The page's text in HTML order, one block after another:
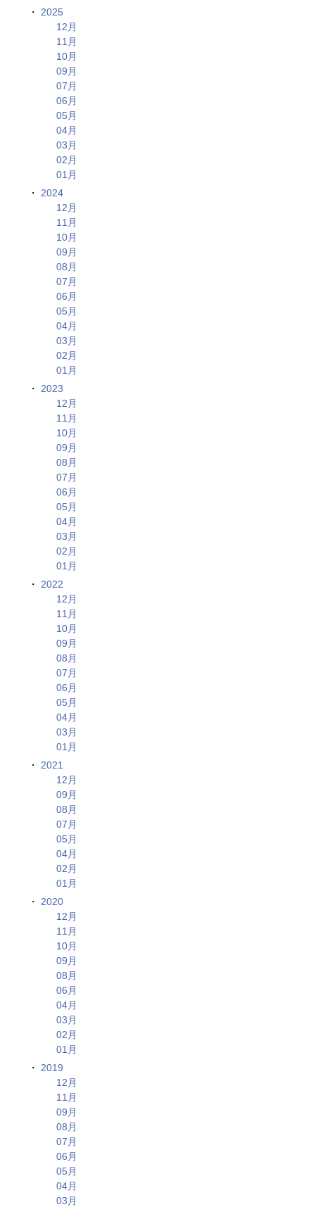
2025
12月
11月
10月
09月
07月
06月
05月
04月
03月
02月
01月
2024
12月
11月
10月
09月
08月
07月
06月
05月
04月
03月
02月
01月
2023
12月
11月
10月
09月
08月
07月
06月
05月
04月
03月
02月
01月
2022
12月
11月
10月
09月
08月
07月
06月
05月
04月
03月
01月
2021
12月
09月
08月
07月
05月
04月
02月
01月
2020
12月
11月
10月
09月
08月
06月
04月
03月
02月
01月
2019
12月
11月
09月
08月
07月
06月
05月
04月
03月